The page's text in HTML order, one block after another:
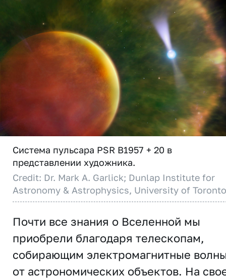
Система пульсара PSR B1957 + 20 в
представлении художника.
Credit: Dr. Mark A. Garlick; Dunlap Institute for
Astronomy & Astrophysics, University of Toronto
Почти все знания о Вселенной мы
приобрели благодаря телескопам,
собирающим электромагнитные
от астрономических объектов. На